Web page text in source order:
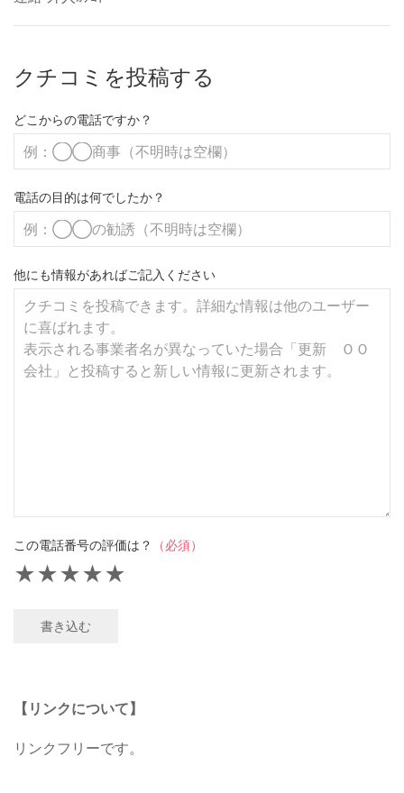
クチコミを投稿する
どこからの電話ですか？
電話の目的は何でしたか？
他にも情報があればご記入ください
この電話番号の評価は？ （必須）
★
★
★
★
★
書き込む
【リンクについて】
リンクフリーです。